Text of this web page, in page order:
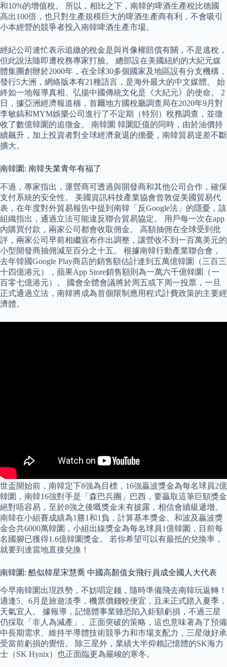
和10%的增值稅。 所以，相比之下，南韓的啤酒生產稅比德國
高出100倍，也只對生產規模巨大的啤酒生產商有利，不會吸引
小本經營的競爭者投入南韓啤酒生產市場。
經紀公司連忙表示追繳的稅金是與肖像權賠償有關，不是逃稅，
但此說法隨即遭稅務專家打臉。 總部設在美國紐約的大紀元媒
體集團創辦於2000年，在全球30多個國家及地區設有分支機構，
發行5大洲，網絡版本有21種語言，是海外最大的中文媒體。 始
終如一地報導真相、弘揚中國傳統文化是《大紀元》的使命。 2
日，據亞洲經濟報道稱，首爾地方國稅廳調查局在2020年9月對
李敏鎬和MYM娛樂公司進行了不定期（特別）稅務調查，並徵
收了數億韓圜的追徵金。 南韓圜 韓圜貶值的同時，由於油價持
續飆升，加上投資者對全球經濟衰退的擔憂，南韓貿易逆差不斷
擴大。
南韓圜: 南韓失業青年有福了
不過，專家指出，運營商可透過與開發商和其他公司合作，確保
支付系統的安全性。 美國資訊科技產業協會曾敦促美國貿易代
表，在年度對外貿易報告中提到南韓「反Google法」的隱憂，該
組織指出，通過立法可能違反聯合貿易協定。 用戶每一次在app
內購買付款，兩家公司都會收取佣金。 高額抽佣在全球受到批
評，兩家公司早前相繼宣布作出調整，讓營收不到一百萬美元的
小型開發商抽佣減至百分之十五。 根據南韓行動產業聯合會，
去年韓國Google Play商店的銷售額估計達到五萬億韓圜（三百三
十四億港元），蘋果App Store銷售額則為一萬六千億韓圜（一
百零七億港元）。 國會全體會議將於周五或下周一投票，一旦
正式通過立法，南韓將成為首個限制應用程式計費政策的主要經
濟體。
世盃開始前，南韓定下8強為目標，16強贏波獎金為每名球員2億
韓圜，南韓16強對手是「森巴兵團」巴西，要贏取這筆巨額獎金
絕對唔容易，至於8強之後嘅獎金未有披露，相信會續級遞增。
南韓在小組賽成績為1勝1和1負，計算基本獎金、和波及贏波獎
金合共6000萬韓圜，小組出線獎金為每名球員1億韓圜，目前每
名國腳已獲得1.6億韓圜獎金。 若你希望可以有最抵的兌換率，
就要到達當地直接兌換！
南韓圜: 酷似韓星宋慧喬 中國高顏值女飛行員成全國人大代表
今早南韓圜出現跌勢，不妨唱定錢，隨時準備飛去南韓玩返轉！
適逢5、6月是旅遊淡季，機票價錢較便宜，且未正式踏入夏季，
天氣宜人。 據報導，記憶體事業雖恐陷入鉅額虧損，不過三星
仍採取「非人為減產」、正面突破的策略，這也意味著為了預備
中長期需求、維持半導體技術競爭力和市場支配力，三星做好承
受當前虧損的覺悟。 除三星外，業績大半仰賴記憶體的SK海力
士（SK Hynix）也正面臨更為嚴峻的寒冬。